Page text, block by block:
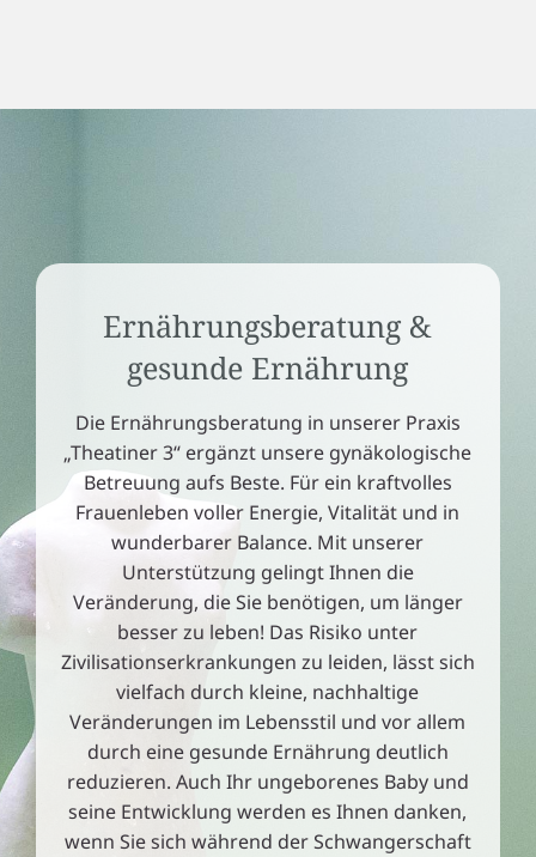
Ernährungsberatung &
gesunde Ernährung
Die Ernährungsberatung in unserer Praxis
„Theatiner 3“ ergänzt unsere gynäkologische
Betreuung aufs Beste. Für ein kraftvolles
Frauenleben voller Energie, Vitalität und in
wunderbarer Balance. Mit unserer
Unterstützung gelingt Ihnen die
Veränderung, die Sie benötigen, um länger
besser zu leben! Das Risiko unter
Zivilisationserkrankungen zu leiden, lässt sich
vielfach durch kleine, nachhaltige
Veränderungen im Lebensstil und vor allem
durch eine gesunde Ernährung deutlich
reduzieren. Auch Ihr ungeborenes Baby und
seine Entwicklung werden es Ihnen danken,
wenn Sie sich während der Schwangerschaft